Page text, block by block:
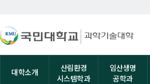
대학소개
산림환경
시스템학과
임산생명
공학과